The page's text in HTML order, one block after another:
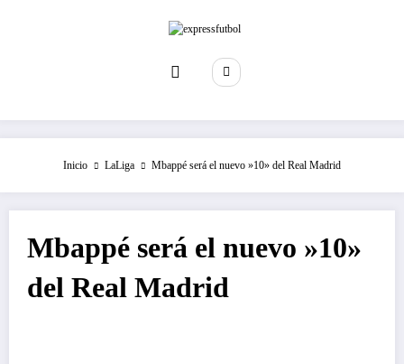
Inicio LaLiga Mbappé será el nuevo »10» del Real Madrid
Mbappé será el nuevo »10»
del Real Madrid